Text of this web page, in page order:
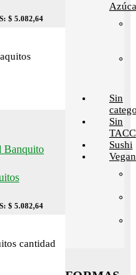
$ 5.082,64
$ 5.082,64
cantidad
Sin
Sin
TACC
Sushi